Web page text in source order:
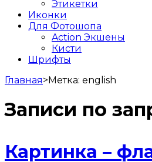
Этикетки
Иконки
Для Фотошопа
Action Экшены
Кисти
Шрифты
Главная>Метка: english
Записи по
Картинка –